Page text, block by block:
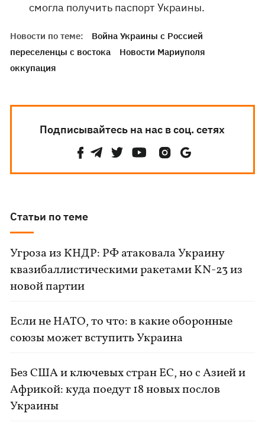
смогла получить паспорт Украины.
Новости по теме:
Война Украины с Россией
переселенцы с востока
Новости Мариуполя
оккупация
Подписывайтесь на нас в соц. сетях
Статьи по теме
Угроза из КНДР: РФ атаковала Украину
квазибаллистическими ракетами KN-23 из
новой партии
Если не НАТО, то что: в какие оборонные
союзы может вступить Украина
Без США и ключевых стран ЕС, но с Азией и
Африкой: куда поедут 18 новых послов
Украины